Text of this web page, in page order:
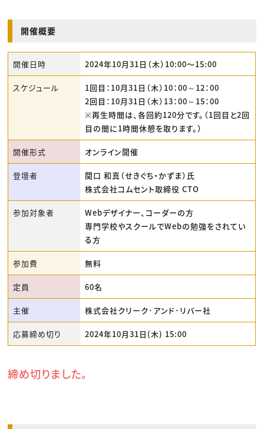
開催概要
開催日時 2024年10月31日（木）10:00〜15:00
スケジュール
1回目：10月31日（木）10：00～12：00
2回目：10月31日（木）13：00～15：00
※再生時間は、各回約120分です。（1回目と2回
目の間に1時間休憩を取ります。）
開催形式 オンライン開催
登壇者
関口 和真（せきぐち・かずま）氏
株式会社コムセント取締役 CTO
参加対象者
Webデザイナー、コーダーの方
専門学校やスクールでWebの勉強をされてい
る方
参加費 無料
定員 60名
主催 株式会社クリーク･アンド･リバー社
応募締め切り 2024年10月31日(木) 15:00
締め切りました。